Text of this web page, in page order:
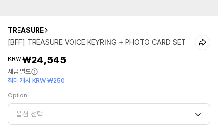
TREASURE
[BFF] TREASURE VOICE KEYRING + PHOTO CARD SET
KRW₩24,545
세금 별도
최대 캐시 KRW ₩250
Option
옵션 선택